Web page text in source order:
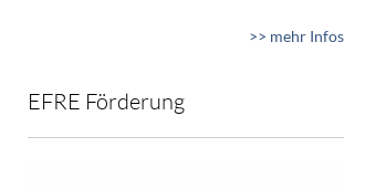
>> mehr Infos
EFRE Förderung